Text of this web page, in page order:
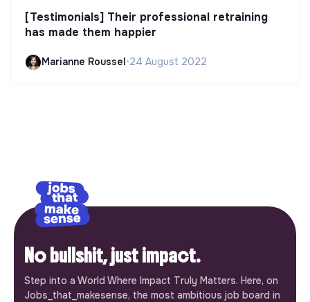
[Testimonials] Their professional retraining
has made them happier
Marianne Roussel•24 August 2022
No bullshit, just impact.
Step into a World Where Impact Truly Matters. Here, on
Jobs_that_makesense, the most ambitious job board in